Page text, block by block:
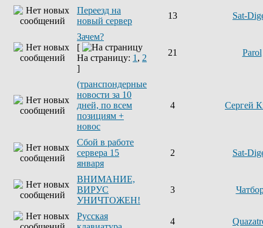
Переезд на
новый сервер
13 Sat-
Зачем?
[
На страницу: 1 , 2
]
21 Parol
(транспондерные
новости за 10
дней, по всем
позициям +
новос
4 Сергей
Сбой в работе
сервера 15
января
2 Sat-
ВНИМАНИЕ,
ВИРУС
УНИЧТОЖЕН!
3
Русская
4